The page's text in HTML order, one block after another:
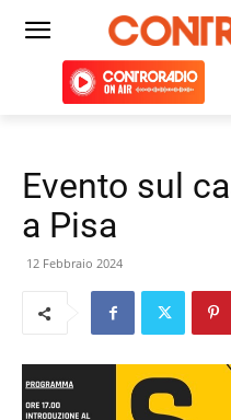
Evento sul
a Pisa
12 Febbraio 2024